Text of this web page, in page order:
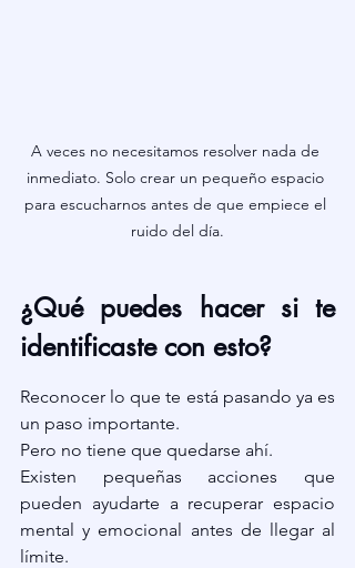
A veces no necesitamos resolver nada de
inmediato. Solo crear un pequeño espacio
para escucharnos antes de que empiece el
ruido del día.
¿Qué puedes hacer si te
identificaste con esto?
Reconocer lo que te está pasando ya es
un paso importante.
Pero no tiene que quedarse ahí.
Existen pequeñas acciones que
pueden ayudarte a recuperar espacio
mental y emocional antes de llegar al
límite.